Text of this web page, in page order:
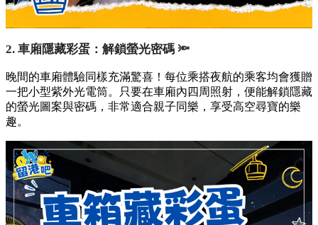
2. 車廂隱藏彩蛋：解鎖螢光密碼 🔦
晚間的車廂體驗同樣充滿驚喜！每位乘搭夜航的乘客均會獲贈
一把小型紫外光電筒。只要在車廂內四周照射，便能解鎖隱藏
的螢光圖案與密碼，非常適合親子同樂，享受高空尋寶的樂
趣。